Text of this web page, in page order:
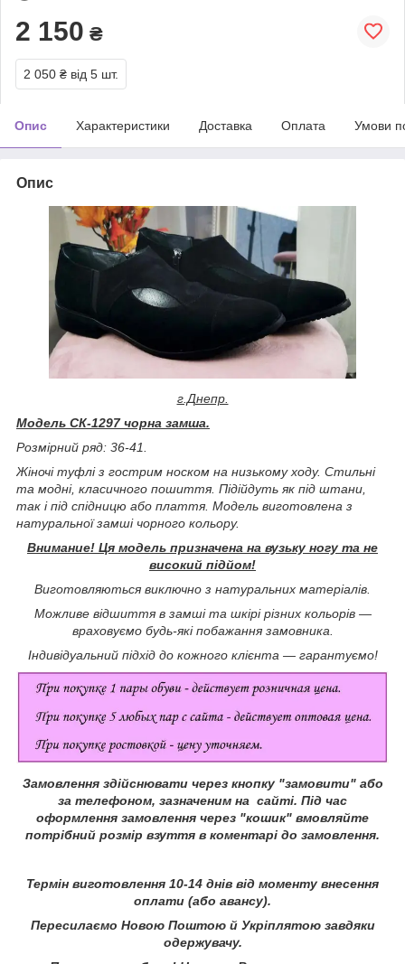
2 150 ₴
2 050 ₴ від 5 шт.
Опис Характеристики Доставка Оплата Умови
Опис
г.Днепр.
Модель СК-1297 чорна замша.
Розмірний ряд: 36-41.
Жіночі туфлі з гострим носком на низькому ходу. Стильні
та модні, класичного пошиття . Підійдуть як під штани,
так і під спідницю або плаття. Модель виготовлена з
натуральної замші чорного кольору.
Внимание! Ця модель призначена на вузьку ногу та не
високий підйом!
Виготовляються виключно з натуральних матеріалів.
Можливе відшиття в замші та шкірі різних кольорів —
враховуємо будь-які побажання замовника.
Індивідуальний підхід до кожного клієнта — гарантуємо!
Замовлення здійснювати через кнопку "замовити" або
за телефоном, зазначеним на сайті. Під час
оформлення замовлення через "кошик" вмовляйте
потрібний розмір взуття в коментарі до замовлення.
Термін виготовлення 10-14 днів від моменту внесення
оплати (або авансу).
Пересилаємо Новою Поштою й Укріплятою завдяки
одержувачу.